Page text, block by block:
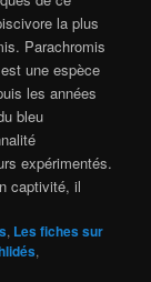
la plus
Parachromis
une espèce
les années
bleu
expérimentés.
captivité, il
, Les fiches sur
,